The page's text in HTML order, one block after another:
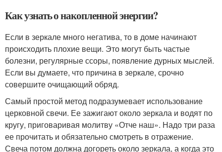
Как узнать о накопленной энергии?
Если в зеркале много негатива, то в доме начинают
происходить плохие вещи. Это могут быть частые
болезни, регулярные ссоры, появление дурных мыслей.
Если вы думаете, что причина в зеркале, срочно
совершите очищающий обряд.
Самый простой метод подразумевает использование
церковной свечи. Ее зажигают около зеркала и водят по
кругу, приговаривая молитву «Отче наш». Надо три раза
ее прочитать и обязательно смотреть в отражение.
Свеча потом должна догореть около зеркала, а когда это